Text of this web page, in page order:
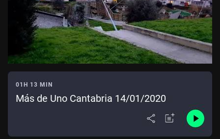
01H 13 MIN
Más de Uno Cantabria 14/01/2020